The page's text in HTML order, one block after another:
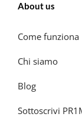
About us
Come funziona
Chi siamo
Blog
Sottoscrivi